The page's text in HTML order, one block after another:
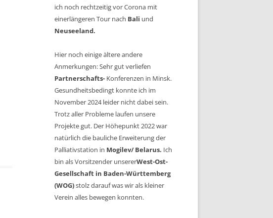
ich noch rechtzeitig vor Corona mit
einerlängeren Tour nach Bali und
Neuseeland.
Hier noch einige ältere andere
Anmerkungen: Sehr gut verliefen
Partnerschafts- Konferenzen in Minsk.
Gesundheitsbedingt konnte ich im
November 2024 leider nicht dabei sein.
Trotz aller Probleme laufen unsere
Projekte gut. Der Höhepunkt 2022 war
natürlich die bauliche Erweiterung der
Palliativstation in Mogilev/ Belarus. Ich
bin als Vorsitzender unsererWest-Ost-
Gesellschaft in Baden-Württemberg
(WOG)stolz darauf was wir als kleiner
Verein alles bewegen konnten.